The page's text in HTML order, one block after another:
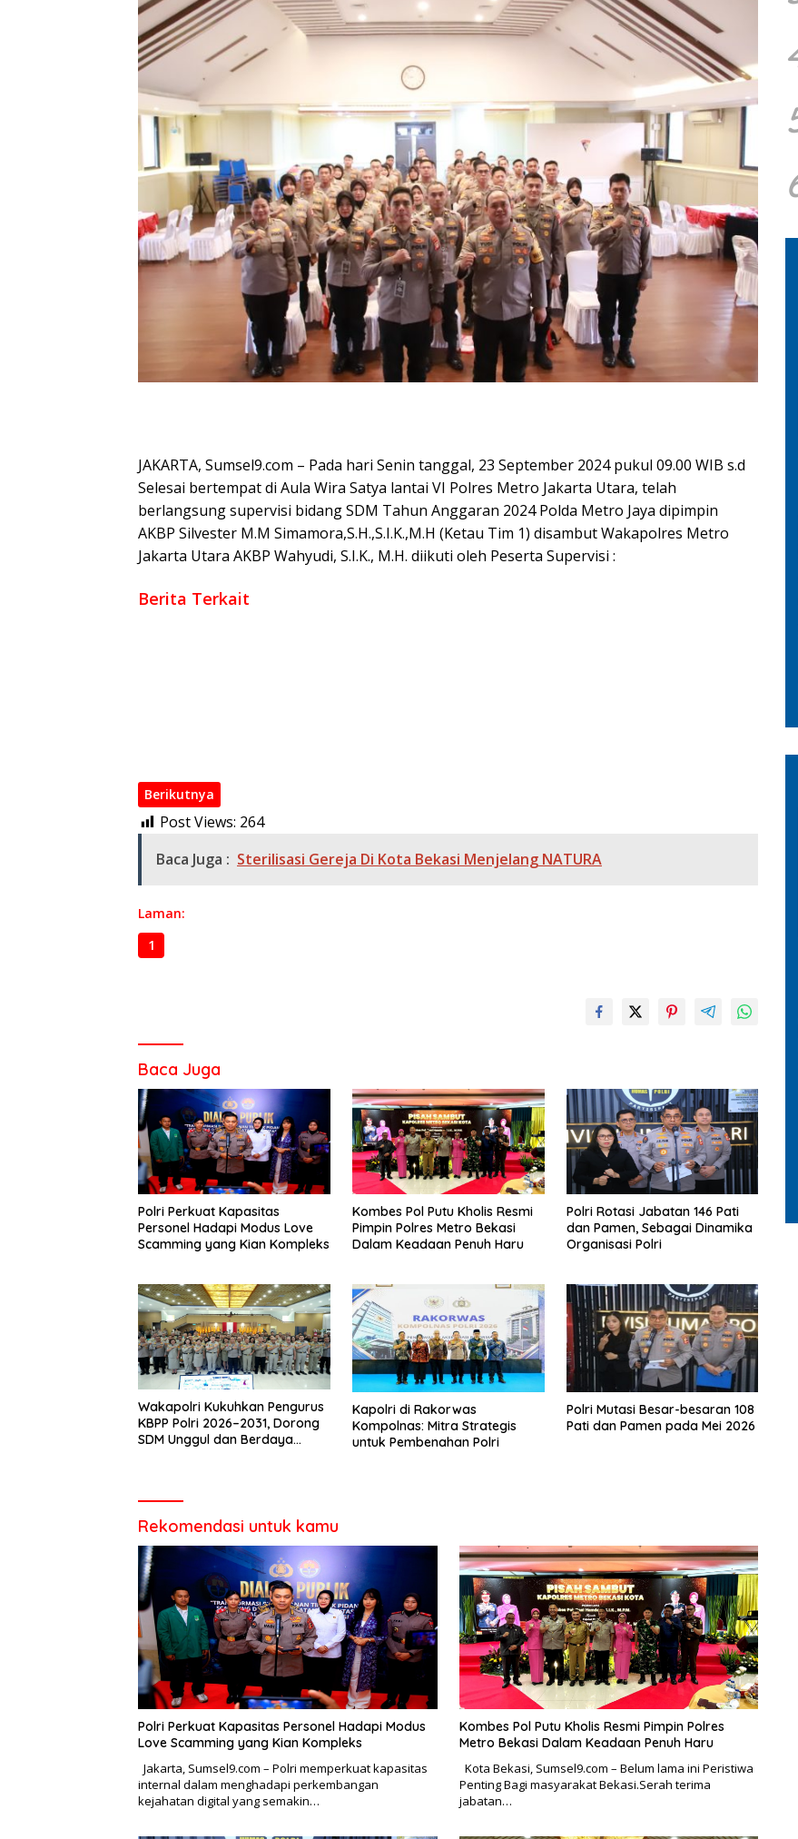
JAKARTA, Sumsel9.com – Pada hari Senin tanggal, 23 September 2024 pukul 09.00 WIB s.d
Selesai bertempat di Aula Wira Satya lantai VI Polres Metro Jakarta Utara, telah
berlangsung supervisi bidang SDM Tahun Anggaran 2024 Polda Metro Jaya dipimpin
AKBP Silvester M.M Simamora,S.H.,S.I.K.,M.H (Ketau Tim 1) disambut Wakapolres Metro
Jakarta Utara AKBP Wahyudi, S.I.K., M.H. diikuti oleh Peserta Supervisi :
Berita Terkait
Berikutnya
Post Views: 264
Baca Juga : Sterilisasi Gereja Di Kota Bekasi Menjelang NATURA
Laman:
1
Baca Juga
Polri Perkuat Kapasitas
Personel Hadapi Modus Love
Scamming yang Kian Kompleks
Kombes Pol Putu Kholis Resmi
Pimpin Polres Metro Bekasi
Dalam Keadaan Penuh Haru
Polri Rotasi Jabatan 146 Pati
dan Pamen, Sebagai Dinamika
Organisasi Polri
Wakapolri Kukuhkan Pengurus
KBPP Polri 2026–2031, Dorong
SDM Unggul dan Berdaya
Kapolri di Rakorwas
Kompolnas: Mitra Strategis
untuk Pembenahan Polri
Polri Mutasi Besar-besaran 108
Pati dan Pamen pada Mei 2026
Rekomendasi untuk kamu
Polri Perkuat Kapasitas Personel Hadapi Modus
Love Scamming yang Kian Kompleks
Jakarta, Sumsel9.com – Polri memperkuat kapasitas
internal dalam menghadapi perkembangan
kejahatan digital yang semakin…
Kombes Pol Putu Kholis Resmi Pimpin Polres
Metro Bekasi Dalam Keadaan Penuh Haru
Kota Bekasi, Sumsel9.com – Belum lama ini Peristiwa
Penting Bagi masyarakat Bekasi.Serah terima
jabatan…